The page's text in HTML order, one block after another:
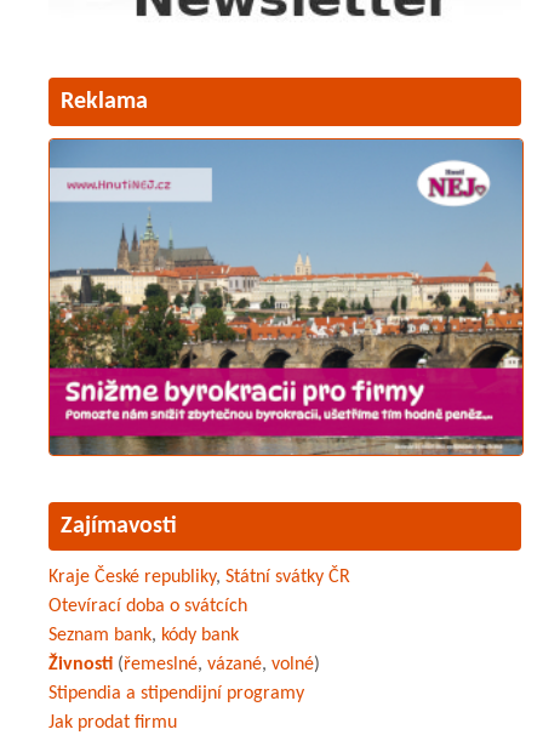
Reklama
Zajímavosti
Kraje České republiky, Státní svátky ČR
Otevírací doba o svátcích
Seznam bank, kódy bank
Živnosti (řemeslné, vázané, volné)
Stipendia a stipendijní programy
Jak prodat firmu